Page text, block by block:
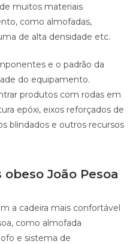
muitos materiais
como almofadas,
de alta densidade etc.
e o padrão da
do equipamento.
produtos com rodas em
epóxi, eixos reforçados de
blindados e outros recursos
João Pesoa
a cadeira mais confortável
como almofada
e sistema de